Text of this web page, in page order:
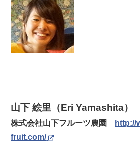
山下 絵里（Eri Yamashita）
株式会社山下フルーツ農園
http://
fruit.com/